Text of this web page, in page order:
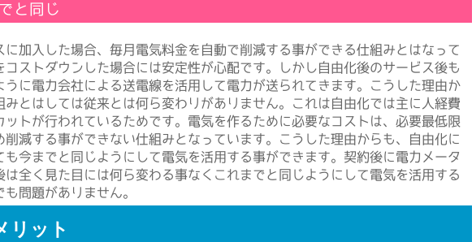
と同じ
加入した場合、毎月電気料金を自動で削減する事ができる仕組みとはなって
コストダウンした場合には安定性が心配です。しかし自由化後のサービス後も
うに電力会社による送電線を活用して電力が送られてきます。こうした理由か
みとはしては従来とは何ら変わりがありません。これは自由化では主に人経費
ットが行われているためです。電気を作るために必要なコストは、必要最低限
削減する事ができない仕組みとなっています。こうした理由からも、自由化に
も今までと同じようにして電気を活用する事ができます。契約後に電力メータ
は全く見た目には何ら変わる事なくこれまでと同じようにして電気を活用する
問題がありません。
リット